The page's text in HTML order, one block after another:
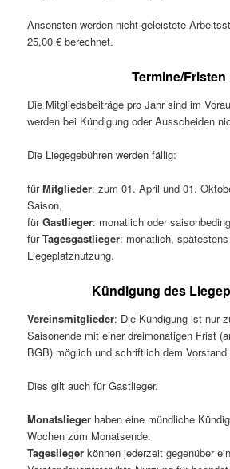
Ansonsten werden nicht geleistete
25,00 € berechnet.
Termine/Fristen
Die Mitgliedsbeiträge pro Jahr sind im
werden bei Kündigung oder Ausscheiden
Die Liegegebühren werden fällig:
fürMitglieder: zum 01. April und 01.
Saison,
fürGastlieger: monatlich oder
fürTagesgastlieger: monatlich,
Liegeplatznutzung.
Kündigung des
Vereinsmitglieder: Die Kündigung ist nur
Saisonende mit einer dreimonatigen Frist
BGB) möglich und schriftlich dem Vorstand
Dies gilt auch für Gastlieger.
Monatslieger haben eine mündliche
Wochen zum Monatsende.
Tageslieger können jederzeit gegenüber